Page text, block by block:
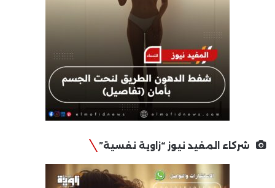
شركاء المفيد نيوز “زاوية نفسية”